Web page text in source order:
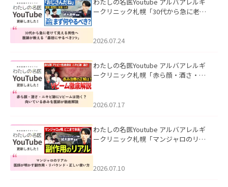
ークリニック札幌「30代から急に老け
た。
2026.07.24
わたしの名医Youtube アルバアレルギ
ークリニック札幌「赤ら顔・酒さ・ニ
した。
2026.07.17
わたしの名医Youtube アルバアレルギ
ークリニック札幌「マンジャロのリア
た。
2026.07.10